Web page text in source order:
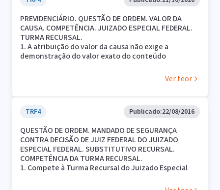
PREVIDENCIÁRIO. QUESTÃO DE ORDEM. VALOR DA
CAUSA. COMPETÊNCIA. JUIZADO ESPECIAL FEDERAL.
TURMA RECURSAL.
1. A atribuição do valor da causa não exige a
demonstração do valor exato do conteúdo
determinação precisa e rigorosa é impossível ou
requer o auxílio de profissional especializado.
fixação do valor da causa por estimativa, quando
constatada a incerteza do proveito econômico
3. Caso o juiz entenda que o valor da causa não
corresponde ao conteúdo econômico da demanda,
deve corrigi-la de ofício e por arbitramento, com o
apoio da contadoria judicial, nos termos do art. 292,
§ 3º, do CPC.
Federal Previdenciário, ainda que o magistrado
Ver teor
TRF4 Publicado:22/08/2016
QUESTÃO DE ORDEM. MANDADO DE SEGURANÇA
CONTRA DECISÃO DE JUIZ FEDERAL DO JUIZADO
ESPECIAL FEDERAL. SUBSTITUTIVO RECURSAL.
COMPETÊNCIA DA TURMA RECURSAL.
1. Compete à Turma Recursal do Juizado Especial
segurança impetrado contra decisão de Juiz Federal